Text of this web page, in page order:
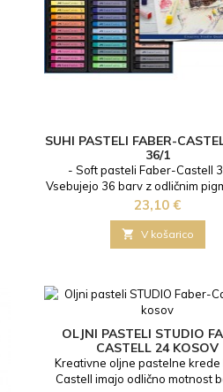
SUHI PASTELI FABER-
36/1
- Soft pasteli Faber-Castell
Vsebujejo 36 barv z odličnim
Zlahka se razmažejo s prstom,
čopičem.- Pasteli so idelani
začetnike kot izkušene
Cena
23,10 €
 V košarico
OLJNI PASTELI STUDIO
CASTELL 24 KOSOV
Kreativne oljne pastelne krede
Castell imajo odlično motnost